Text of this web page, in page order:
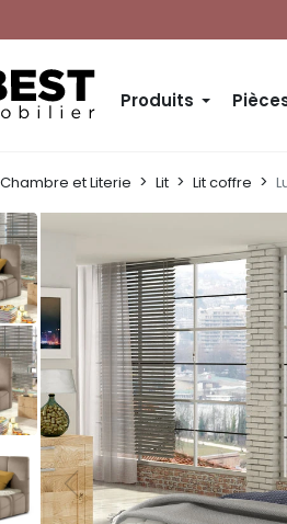
Produits
Chambre et Literie Lit Lit coffre